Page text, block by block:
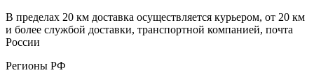
В пределах 20 км доставка осуществляется курьером, от 20 км
и более службой доставки, транспортной компанией, почта
России
Регионы РФ